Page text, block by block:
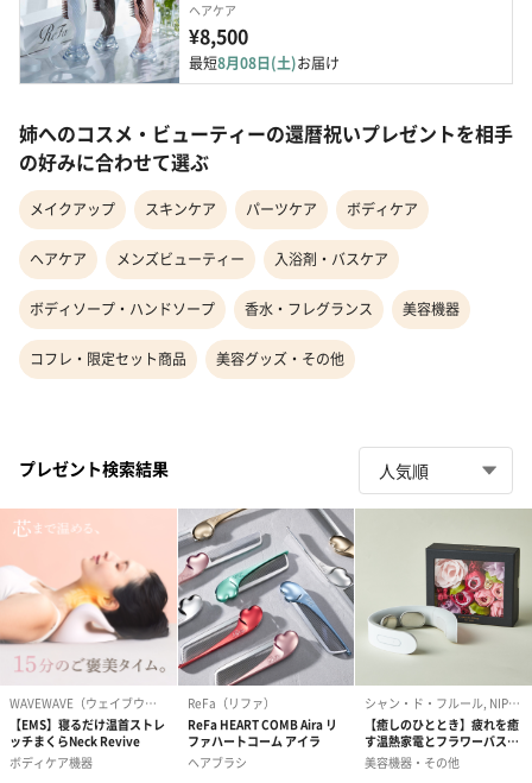
ヘアケア
¥8,500
最短8月08日(土)お届け
姉へのコスメ・ビューティーの還暦祝いプレゼントを相手
の好みに合わせて選ぶ
メイクアップ スキンケア パーツケア ボディケア
ヘアケア メンズビューティー 入浴剤・バスケア
ボディソープ・ハンドソープ 香水・フレグランス 美容機器
コフレ・限定セット商品 美容グッズ・その他
プレゼント検索結果